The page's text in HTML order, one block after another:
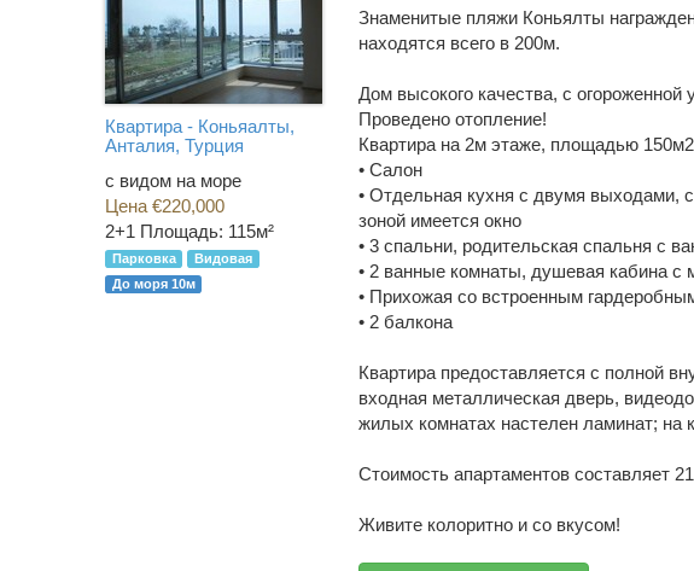
Знаменитые пляжи Коньялты
находятся всего в 200м.
Дом высокого качества, с огороженной
Проведено отопление!
Квартира на 2м этаже, площадью
• Салон
• Отдельная кухня с двумя выходами,
зоной имеется окно
• 3 спальни, родительская спальня с
• 2 ванные комнаты, душевая кабина с
• Прихожая со встроенным
• 2 балкона
Квартира предоставляется с полной
входная металлическая дверь,
жилых комнатах настелен ламинат; на
Стоимость апартаментов составляет
Живите колоритно и со вкусом!
Квартира - Коньяалты,
Анталия, Турция
с видом на море
Цена €220,000
2+1 Площадь: 115м²
Парковка
Видовая
До моря 10м